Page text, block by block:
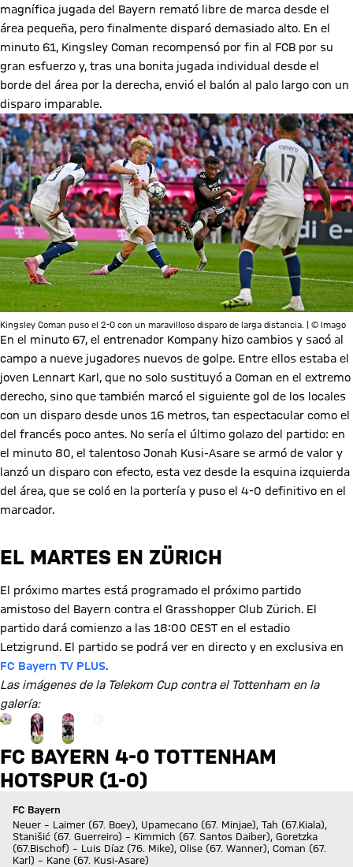
magnífica jugada del Bayern remató libre de marca desde el
área pequeña, pero finalmente disparó demasiado alto. En el
minuto 61, Kingsley Coman recompensó por fin al FCB por su
gran esfuerzo y, tras una bonita jugada individual desde el
borde del área por la derecha, envió el balón al palo largo con un
disparo imparable.
Kingsley Coman puso el 2-0 con un maravilloso disparo de larga distancia. | © Imago
En el minuto 67, el entrenador Kompany hizo cambios y sacó al
campo a nueve jugadores nuevos de golpe. Entre ellos estaba el
joven Lennart Karl, que no solo sustituyó a Coman en el extremo
derecho, sino que también marcó el siguiente gol de los locales
con un disparo desde unos 16 metros, tan espectacular como el
del francés poco antes. No sería el último golazo del partido: en
el minuto 80, el talentoso Jonah Kusi-Asare se armó de valor y
lanzó un disparo con efecto, esta vez desde la esquina izquierda
del área, que se coló en la portería y puso el 4-0 definitivo en el
marcador.
EL MARTES EN ZÜRICH
El próximo martes está programado el próximo partido
amistoso del Bayern contra el Grasshopper Club Zürich. El
partido dará comienzo a las 18:00 CEST en el estadio
Letzigrund. El partido se podrá ver en directo y en exclusiva en
FC Bayern TV PLUS.
Las imágenes de la Telekom Cup contra el Tottenham en la
galería:
Ir a la página de la galería: Ver galería
FC BAYERN 4-0 TOTTENHAM
HOTSPUR (1-0)
FC Bayern
Neuer – Laimer (67. Boey), Upamecano (67. Minjae), Tah (67.Kiala),
Stanišić (67. Guerreiro) – Kimmich (67. Santos Daiber), Goretzka
(67.Bischof) – Luis Díaz (76. Mike), Olise (67. Wanner), Coman (67.
Karl) – Kane (67. Kusi-Asare)